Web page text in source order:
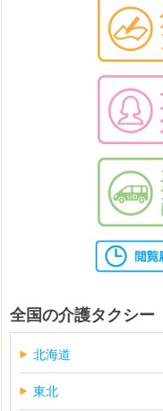
全国の介護タクシー
北海道
東北